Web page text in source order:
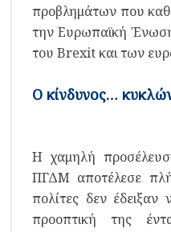
προβλημάτων που
την Ευρωπαϊκή
του Brexit και των
Ο κίνδυνος…
Η χαμηλή
ΠΓΔΜ αποτέλεσε
πολίτες δεν
προοπτική της